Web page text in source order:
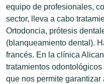
equipo de profesionales,
sector, lleva a cabo
Ortodoncia, prótesis
(blanqueamiento dental).
francés. En la clínica
tratamientos
que nos permite